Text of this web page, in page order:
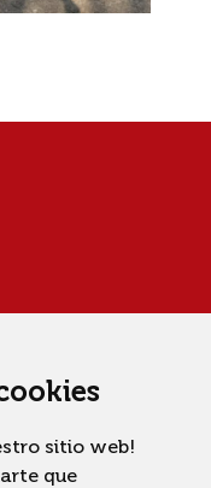
sitio web!
que